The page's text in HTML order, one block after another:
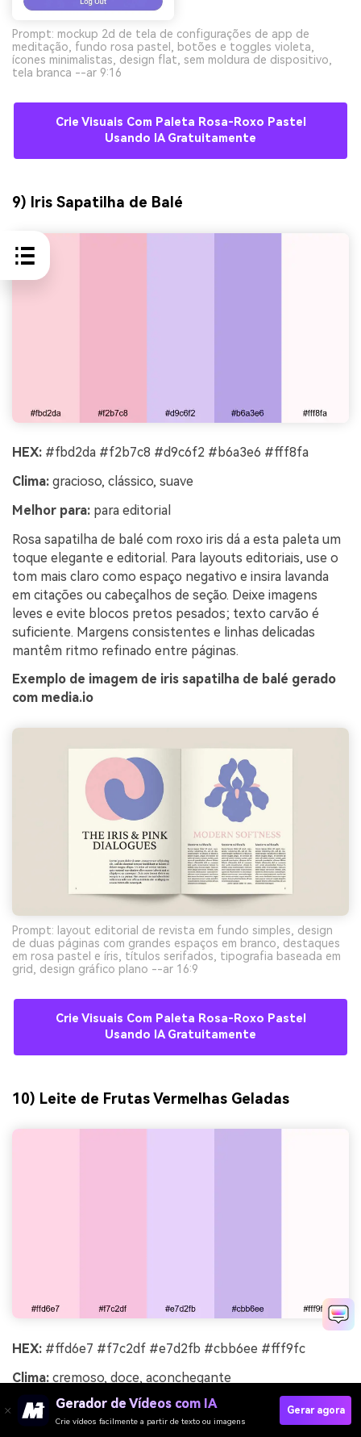
Prompt: mockup 2d de tela de configurações de app de
meditação, fundo rosa pastel, botões e toggles violeta,
ícones minimalistas, design flat, sem moldura de dispositivo,
tela branca --ar 9:16
Crie Visuais Com Paleta Rosa-Roxo Pastel
Usando IA Gratuitamente
9) Iris Sapatilha de Balé
HEX: #fbd2da #f2b7c8 #d9c6f2 #b6a3e6 #fff8fa
Clima: gracioso, clássico, suave
Melhor para: para editorial
Rosa sapatilha de balé com roxo iris dá a esta paleta um
toque elegante e editorial. Para layouts editoriais, use o
tom mais claro como espaço negativo e insira lavanda
em citações ou cabeçalhos de seção. Deixe imagens
leves e evite blocos pretos pesados; texto carvão é
suficiente. Margens consistentes e linhas delicadas
mantêm ritmo refinado entre páginas.
Exemplo de imagem de iris sapatilha de balé gerado
com media.io
Prompt: layout editorial de revista em fundo simples, design
de duas páginas com grandes espaços em branco, destaques
em rosa pastel e íris, títulos serifados, tipografia baseada em
grid, design gráfico plano --ar 16:9
Crie Visuais Com Paleta Rosa-Roxo Pastel
Usando IA Gratuitamente
10) Leite de Frutas Vermelhas Geladas
HEX: #ffd6e7 #f7c2df #e7d2fb #cbb6ee #fff9fc
Clima: cremoso, doce, aconchegante
Melhor para:para anúncios de produtos
Gerador de Vídeos com IA
Crie vídeos facilmente a partir de texto ou imagens
Gerar agora